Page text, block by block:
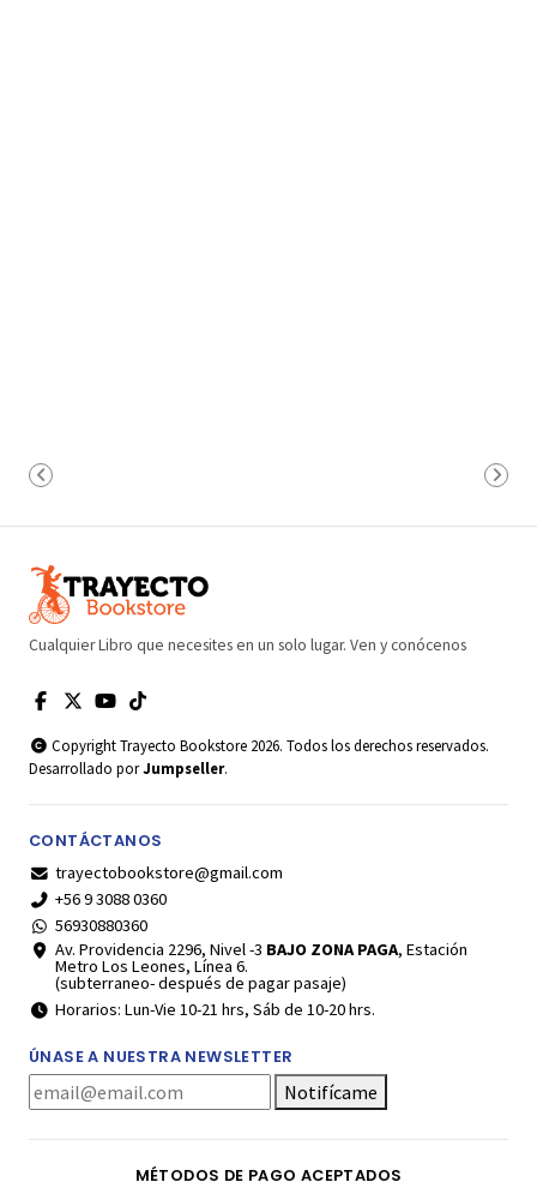
Cualquier Libro que necesites en un solo lugar. Ven y conócenos
Copyright Trayecto Bookstore 2026. Todos los derechos reservados.
Desarrollado porJumpseller.
CONTÁCTANOS
trayectobookstore@gmail.com
+56 9 3088 0360
56930880360
Av. Providencia 2296, Nivel -3 BAJO ZONA PAGA, Estación
Metro Los Leones, Línea 6.
(subterraneo- después de pagar pasaje)
Horarios: Lun-Vie 10-21 hrs, Sáb de 10-20 hrs.
ÚNASE A NUESTRA NEWSLETTER
Notifícame
MÉTODOS DE PAGO ACEPTADOS